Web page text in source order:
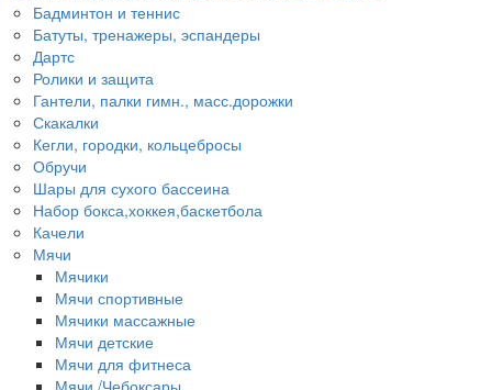
Бадминтон и теннис
Батуты, тренажеры, эспандеры
Дартс
Ролики и защита
Гантели, палки гимн., масс.дорожки
Скакалки
Кегли, городки, кольцебросы
Обручи
Шары для сухого бассеина
Набор бокса,хоккея,баскетбола
Качели
Мячи
Мячики
Мячи спортивные
Мячики массажные
Мячи детские
Мячи для фитнеса